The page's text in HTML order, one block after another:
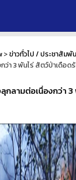
>ข่าวทั่วไป / ประชาสัมพั
า 3 พันไร่ สัตว์ป่าเดือด
กลามต่อเนื่องกว่า